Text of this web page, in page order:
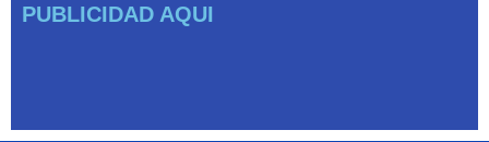
PUBLICIDAD AQUI